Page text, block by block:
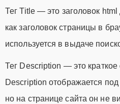
Тег Title — это заголовок
как заголовок страницы в
используется в выдаче
Тег Description — это
Description отображается
но на странице сайта он не